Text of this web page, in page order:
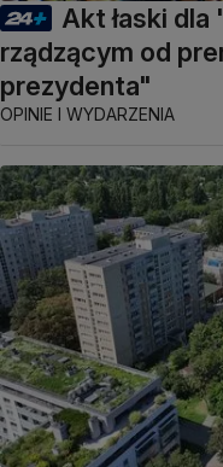
Akt łaski
rządzącym od
prezydenta"
OPINIE I WYDARZENIA